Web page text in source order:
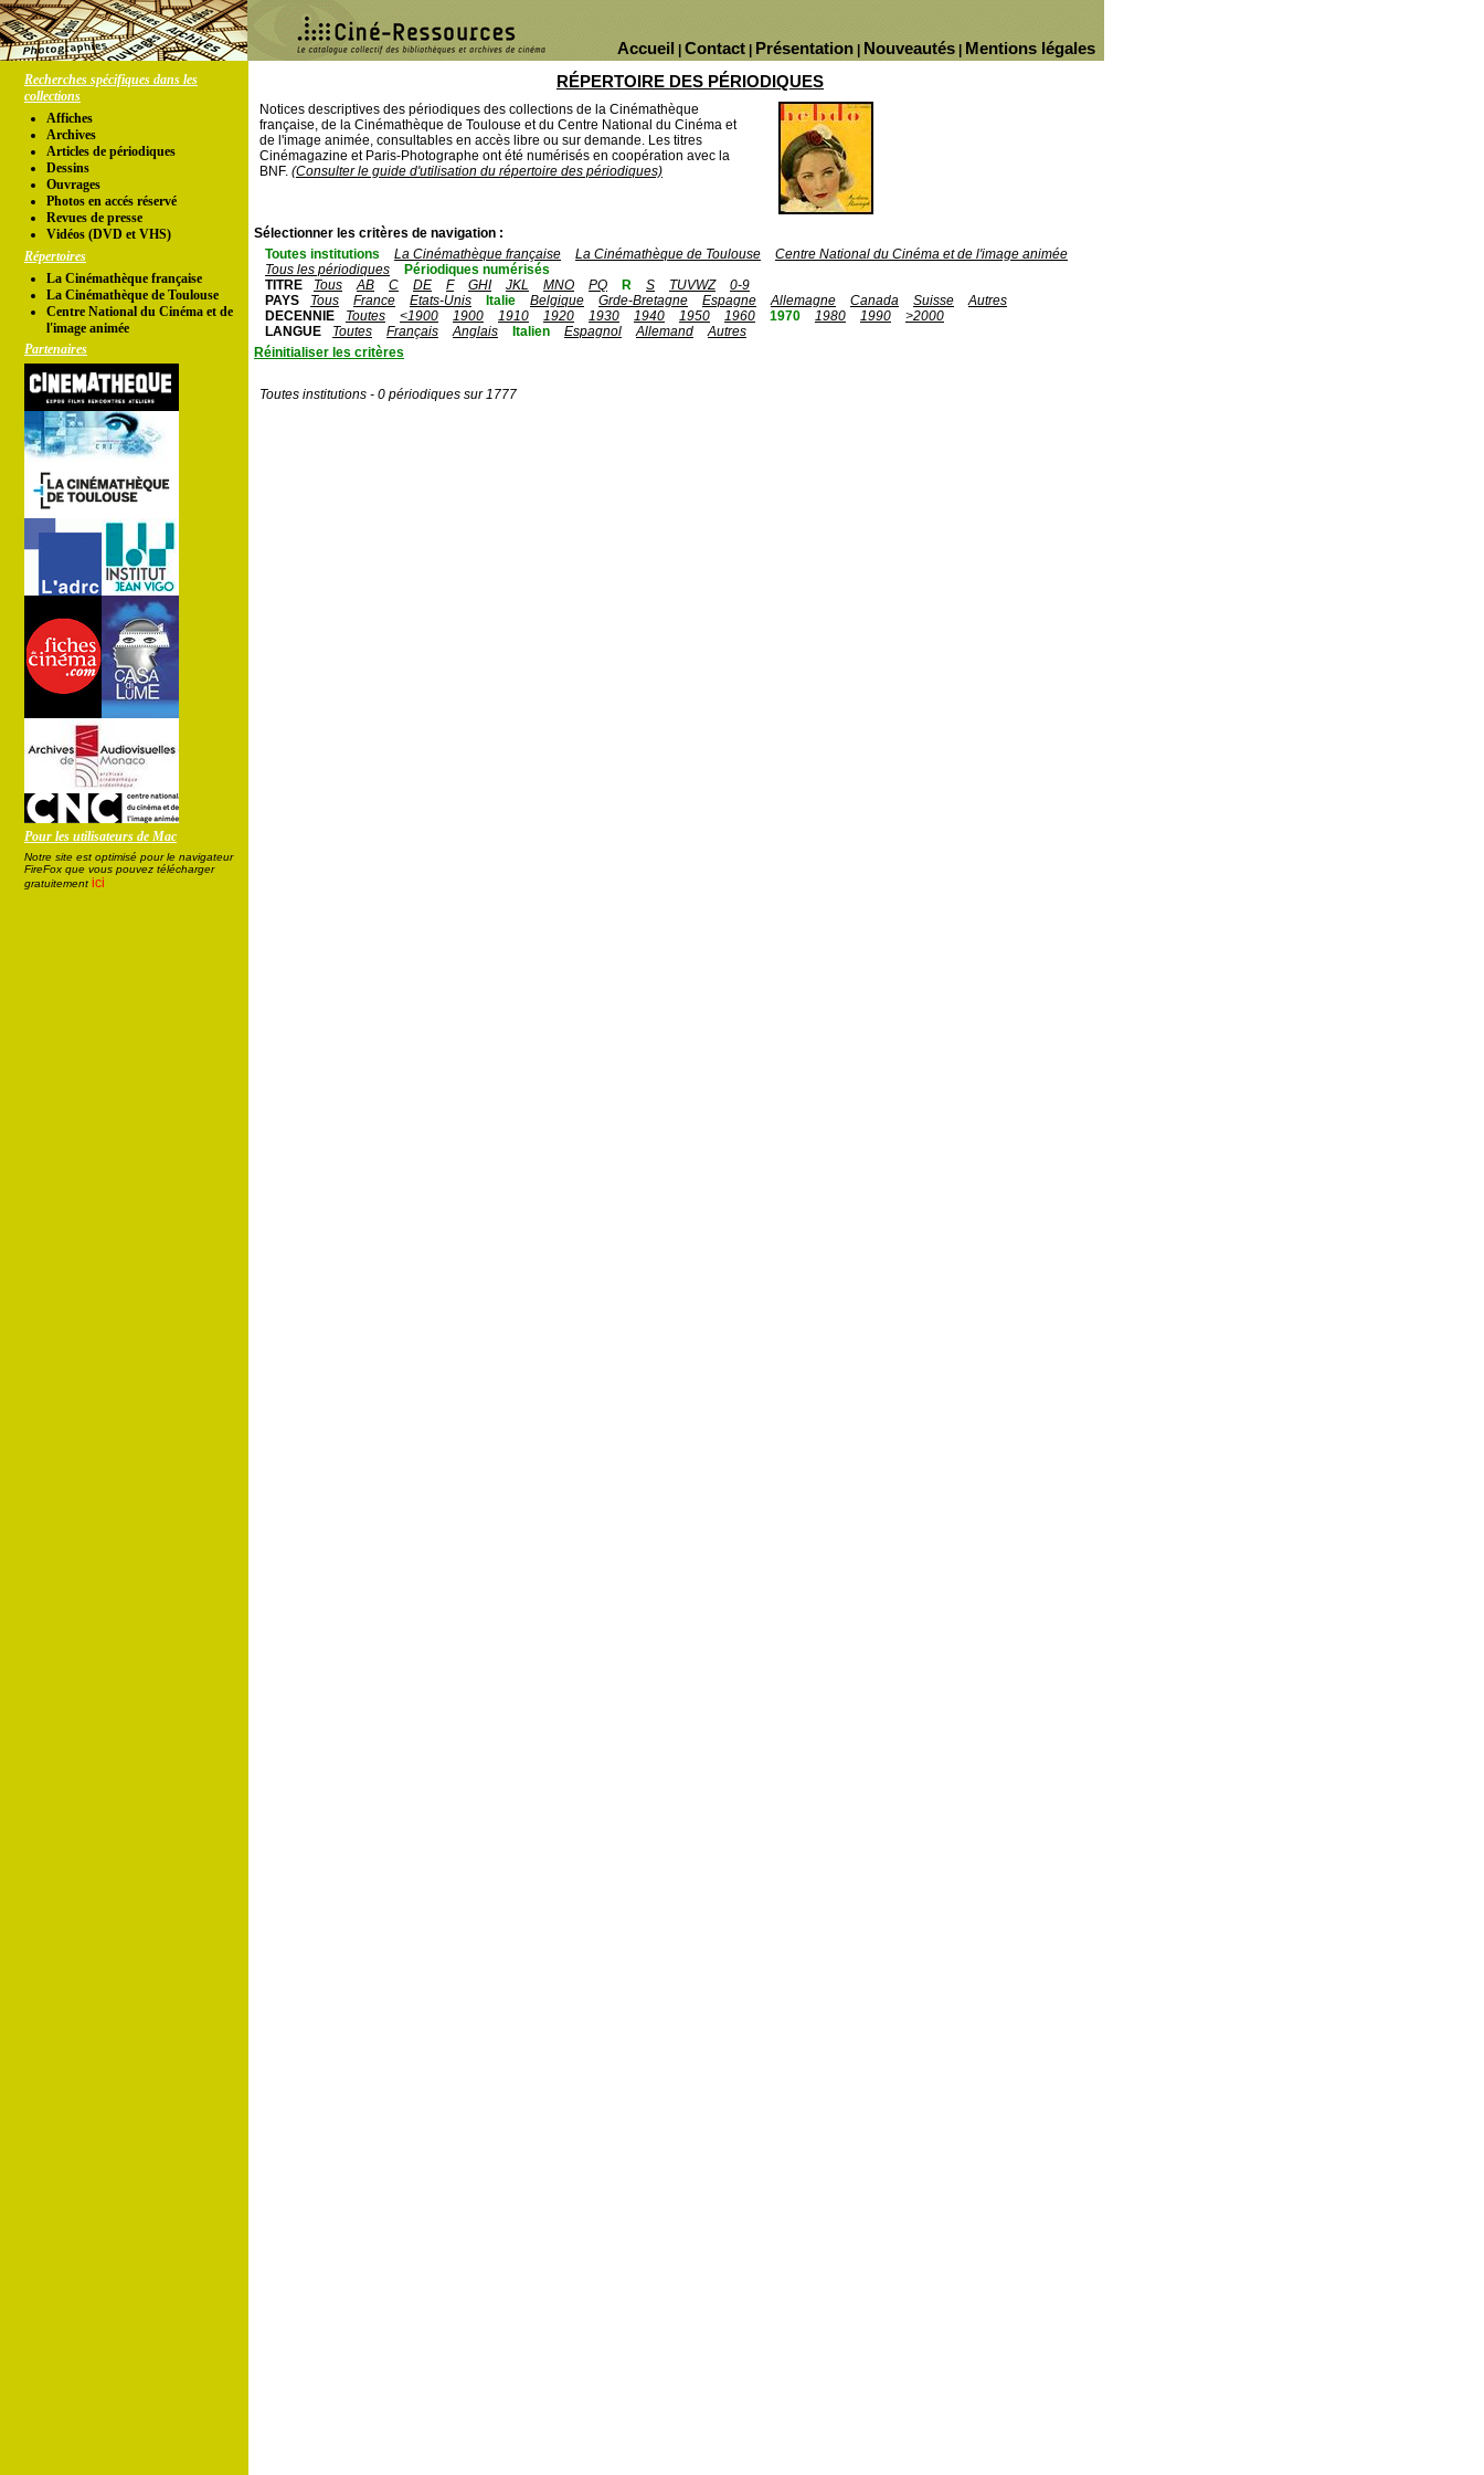
Mentions légales
Nouveautés
Présentation
Contact
Accueil
Recherches spécifiques dans les
collections
Affiches
Archives
Articles de périodiques
Dessins
Ouvrages
Photos en accés réservé
Revues de presse
Vidéos (DVD et VHS)
Répertoires
La Cinémathèque française
La Cinémathèque de Toulouse
Centre National du Cinéma et de
l'image animée
Partenaires
Pour les utilisateurs de Mac
Notre site est optimisé pour le navigateur
FireFox que vous pouvez télécharger
gratuitement ici
RÉPERTOIRE DES PÉRIODIQUES
Notices descriptives des périodiques des collections de la Cinémathèque
française, de la Cinémathèque de Toulouse et du Centre National du Cinéma et
de l'image animée, consultables en accès libre ou sur demande. Les titres
Cinémagazine et Paris-Photographe ont été numérisés en coopération avec la
BNF. (Consulter le guide d'utilisation du répertoire des périodiques)
Sélectionner les critères de navigation :
Toutes institutions
La Cinémathèque française La Cinémathèque de Toulouse
Centre National du Cinéma et de l'image animée
Tous les périodiques
Périodiques numérisés
TITRE
Tous AB C DE F GHI JKL MNO PQ R S TUVWZ
0-9
PAYS
Tous France Etats-Unis Italie Belgique Grde-Bretagne Espagne Allemagne Canada Suisse
Autres
DECENNIE
Toutes <1900 1900 1910 1920 1930 1940 1950 1960 1970 1980 1990
>2000
LANGUE
Toutes Français Anglais Italien Espagnol Allemand
Autres
Réinitialiser les critères
Toutes institutions - 0 périodiques sur 1777